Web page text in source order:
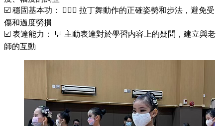
☑️ 穩固基本功： 🤸🏻‍♀️ 拉丁舞動作的正確姿勢和步法，避免受
傷和過度勞損
☑️ 表達能力： 💬 主動表達對於學習内容上的疑問，建立與老
師的互動